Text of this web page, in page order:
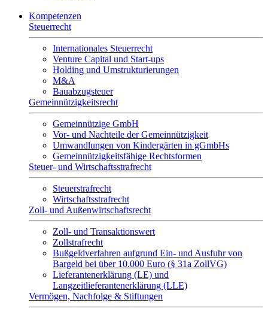
Kompetenzen
Steuerrecht
Internationales Steuerrecht
Venture Capital und Start-ups
Holding und Umstrukturierungen
M&A
Bauabzugsteuer
Gemeinnützigkeitsrecht
Gemeinnützige GmbH
Vor- und Nachteile der Gemeinnützigkeit
Umwandlungen von Kindergärten in gGmbHs
Gemeinnützigkeitsfähige Rechtsformen
Steuer- und Wirtschaftsstrafrecht
Steuerstrafrecht
Wirtschaftsstrafrecht
Zoll- und Außenwirtschaftsrecht
Zoll- und Transaktionswert
Zollstrafrecht
Bußgeldverfahren aufgrund Ein- und Ausfuhr von
Bargeld bei über 10.000 Euro (§ 31a ZollVG)
Lieferantenerklärung (LE) und
Langzeitlieferantenerklärung (LLE)
Vermögen, Nachfolge & Stiftungen